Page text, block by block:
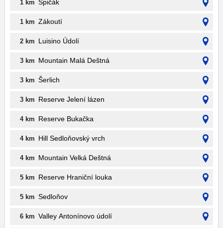
1 km Špičák
1 km Zákoutí
2 km Luisino Údolí
3 km Mountain Malá Deštná
3 km Šerlich
3 km Reserve Jelení lázen
4 km Reserve Bukačka
4 km Hill Sedloňovský vrch
4 km Mountain Velká Deštná
5 km Reserve Hraniční louka
5 km Sedloňov
6 km Valley Antonínovo údolí